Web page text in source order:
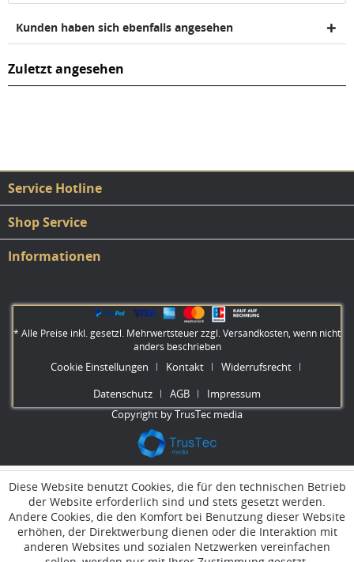
Kunden haben sich ebenfalls angesehen
Zuletzt angesehen
Service Hotline
Shop Service
Informationen
* Alle Preise inkl. gesetzl. Mehrwertsteuer zzgl.Versandkosten, wenn nicht
anders beschrieben
Cookie Einstellungen Kontakt
Widerrufsrecht
Datenschutz
AGB
Impressum
Copyright by TrusTec media
Diese Website benutzt Cookies, die für den technischen Betrieb
der Website erforderlich sind und stets gesetzt werden.
Andere Cookies, die den Komfort bei Benutzung dieser Website
erhöhen, der Direktwerbung dienen oder die Interaktion mit
anderen Websites und sozialen Netzwerken vereinfachen